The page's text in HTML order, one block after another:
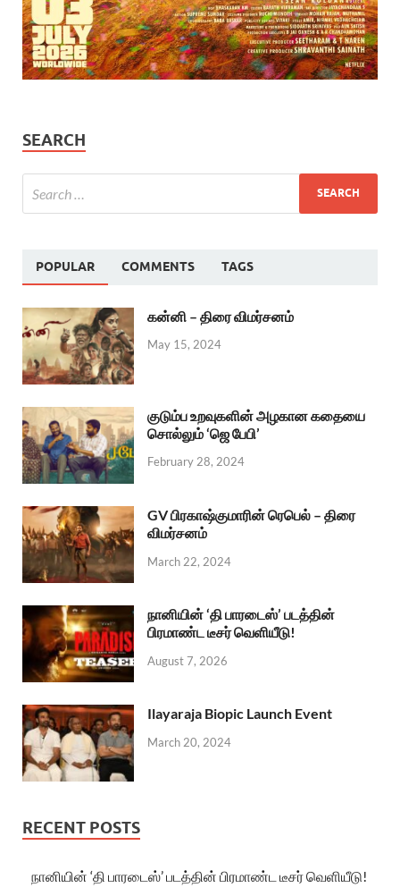
SEARCH
POPULAR COMMENTS TAGS
கன்னி – திரை விமர்சனம்
May 15, 2024
குடும்ப உறவுகளின் அழகான கதையை
சொல்லும் ‘ஜெ பேபி’
February 28, 2024
GV பிரகாஷ்குமாரின் ரெபெல் – திரை
விமர்சனம்
March 22, 2024
நானியின் ‘தி பாரடைஸ்’ படத்தின்
பிரமாண்ட டீசர் வெளியீடு!
August 7, 2026
Ilayaraja Biopic Launch Event
March 20, 2024
RECENT POSTS
நானியின் ‘தி பாரடைஸ்’ படத்தின் பிரமாண்ட டீசர் வெளியீடு!